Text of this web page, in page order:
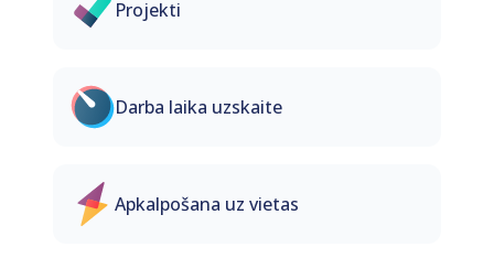
Projekti
Darba laika uzskaite
Apkalpošana uz vietas